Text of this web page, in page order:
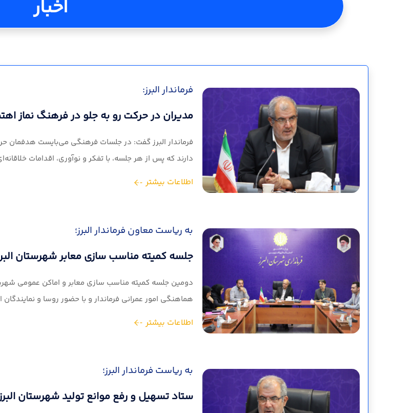
اخبار
فرماندار البرز:
مدیران در حرکت رو به جلو در فرهنگ نماز
فرماندار البرز گفت: در جلسات فرهنگی می‌بایست هدفمان
دارند که پس از هر جلسه، با تفکر و نوآوری، اقدامات
اطلاعات بیشتر
به ریاست معاون فرماندار البرز؛
جلسه کمیته مناسب سازی معابر شهرستان
هماهنگی امور عمرانی فرماندار و با حضور روسا و
اطلاعات بیشتر
به ریاست فرماندار البرز؛
ستاد تسهیل و رفع موانع تولید شهرستان